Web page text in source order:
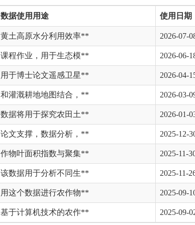
数据使用用途 使用日期
黄土高原水分利用效率** 2026-07-
课程作业，用于生态模** 2026-06-
用于博士论文遥感卫星** 2026-04-
和灌溉耕地地图结合，** 2026-03-
数据将用于探究农田土** 2026-01-
论文支撑，数据分析，** 2025-12-
作物叶面积指数与聚集** 2025-11-
该数据用于分析不同生** 2025-11-
用这个数据进行农作物** 2025-09-
基于计算机技术的农作** 2025-09-